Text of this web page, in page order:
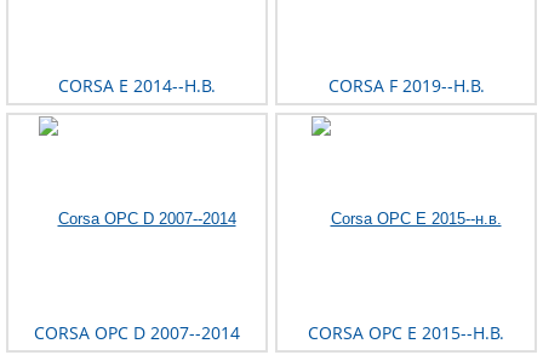
CORSA E 2014--Н.В. CORSA F 2019--Н.В.
CORSA OPC D 2007--2014 CORSA OPC E 2015--Н.В.